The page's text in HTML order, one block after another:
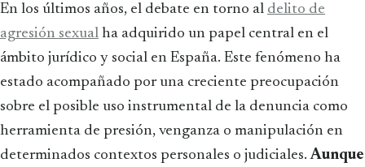
En los últimos años, el debate en torno al delito de
agresión sexual ha adquirido un papel central en el
ámbito jurídico y social en España. Este fenómeno ha
estado acompañado por una creciente preocupación
sobre el posible uso instrumental de la denuncia como
herramienta de presión, venganza o manipulación en
determinados contextos personales o judiciales.Aunque